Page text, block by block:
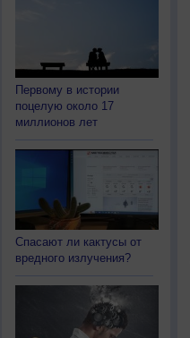
Первому в истории
поцелую около 17
миллионов лет
Спасают ли кактусы от
вредного излучения?